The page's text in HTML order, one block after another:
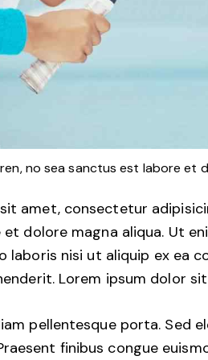
no sea sanctus est labore et
amet, consectetur
dolore magna aliqua. Ut
laboris nisi ut aliquip ex ea
Lorem ipsum dolor
pellentesque porta. Sed
finibus congue